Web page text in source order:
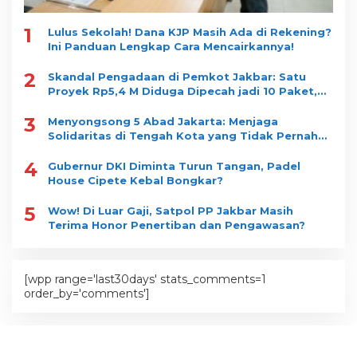
1
Lulus Sekolah! Dana KJP Masih Ada di Rekening?
Ini Panduan Lengkap Cara Mencairkannya!
2
Skandal Pengadaan di Pemkot Jakbar: Satu
Proyek Rp5,4 M Diduga Dipecah jadi 10 Paket,
3
Menyongsong 5 Abad Jakarta: Menjaga
Solidaritas di Tengah Kota yang Tidak Pernah
4
Gubernur DKI Diminta Turun Tangan, Padel
House Cipete Kebal Bongkar?
5
Wow! Di Luar Gaji, Satpol PP Jakbar Masih
Terima Honor Penertiban dan Pengawasan?
[wpp range='last30days' stats_comments=1
order_by='comments']